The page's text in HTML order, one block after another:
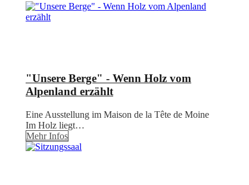
"Unsere Berge" - Wenn Holz vom
Alpenland erzählt
Eine Ausstellung im Maison de la Tête de Moine
Im Holz liegt…
Mehr Infos